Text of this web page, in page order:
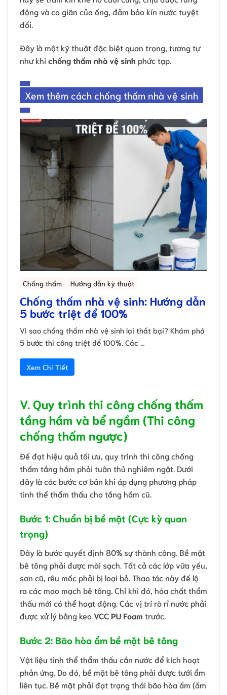
động và co giãn của ống, đảm bảo kín nước tuyệt
đối.
Đây là một kỹ thuật đặc biệt quan trọng, tương tự
như khi chống thấm nhà vệ sinh phức tạp.
Xem thêm cách chống thấm nhà vệ sinh
Chống thấm Hướng dẫn kỹ thuật
Chống thấm nhà vệ sinh: Hướng dẫn
5 bước triệt để 100%
Vì sao chống thấm nhà vệ sinh lại thất bại? Khám phá
5 bước thi công triệt để 100%. Các …
Xem Chi Tiết
V. Quy trình thi công chống thấm
tầng hầm và bể ngầm (Thi công
chống thấm ngược)
Để đạt hiệu quả tối ưu, quy trình thi công chống
thấm tầng hầm phải tuân thủ nghiêm ngặt. Dưới
đây là các bước cơ bản khi áp dụng phương pháp
tinh thể thẩm thấu cho tầng hầm cũ.
Bước 1: Chuẩn bị bề mặt (Cực kỳ quan
trọng)
Đây là bước quyết định 80% sự thành công. Bề mặt
bê tông phải được mài sạch. Tất cả các lớp vữa yếu,
sơn cũ, rêu mốc phải bị loại bỏ. Thao tác này để lộ
ra các mao mạch bê tông. Chỉ khi đó, hóa chất thẩm
thấu mới có thể hoạt động. Các vị trí rò rỉ nước phải
được xử lý bằng keoVCC PU Foam trước.
Bước 2: Bão hòa ẩm bề mặt bê tông
Vật liệu tinh thể thẩm thấu cần nước để kích hoạt
phản ứng. Do đó, bề mặt bê tông phải được tưới ẩm
liên tục. Bề mặt phải đạt trạng thái bão hòa ẩm (ẩm